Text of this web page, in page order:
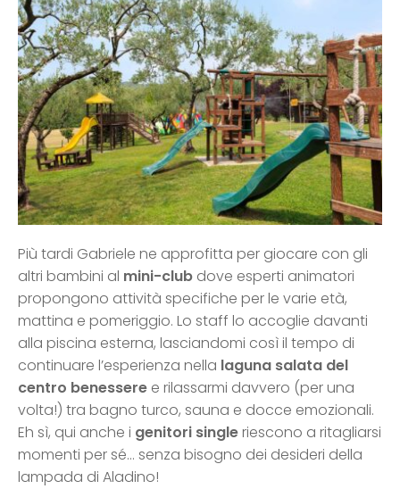
Più tardi Gabriele ne approfitta per giocare con gli
altri bambini al mini-club dove esperti animatori
propongono attività specifiche per le varie età,
mattina e pomeriggio. Lo staff lo accoglie davanti
alla piscina esterna, lasciandomi così il tempo di
continuare l’esperienza nella laguna salata del
centro benessere e rilassarmi davvero (per una
volta!) tra bagno turco, sauna e docce emozionali.
Eh sì, qui anche i genitori singleriescono a ritagliarsi
momenti per sé… senza bisogno dei desideri della
lampada di Aladino!